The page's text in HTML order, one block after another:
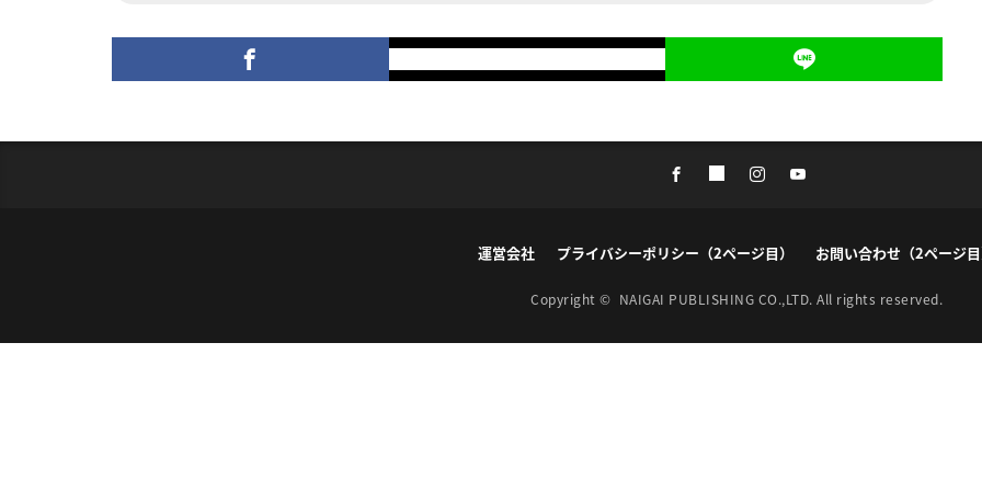
運営会社 プライバシーポリシー（2ページ目） お問い合わせ（2ページ
Copyright © NAIGAI PUBLISHING CO.,LTD. All rights reserved.